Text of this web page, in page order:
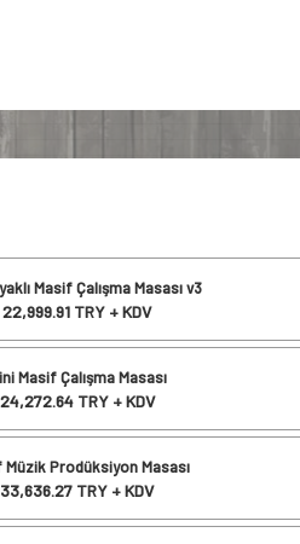
Masif Çalışma Masası v3
22,999.91 TRY + KDV
Masif Çalışma Masası
24,272.64TRY + KDV
Müzik Prodüksiyon Masası
33,636.27 TRY + KDV